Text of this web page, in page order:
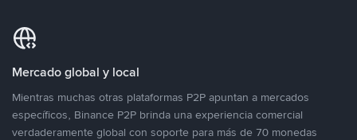
Mercado global y local
Mientras muchas otras plataformas P2P apuntan a mercados
específicos, Binance P2P brinda una experiencia comercial
verdaderamente global con soporte para más de 70 monedas